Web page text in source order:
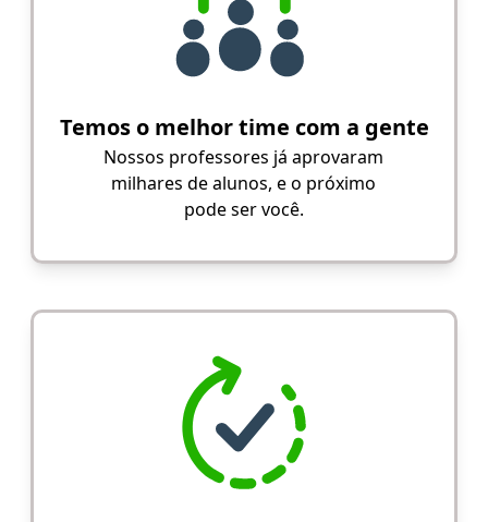
Temos o melhor time com a gente
Nossos professores já aprovaram
milhares de alunos, e o próximo
pode ser você.